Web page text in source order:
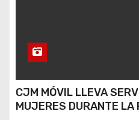
CJM MÓVIL LLEVA
MUJERES DURANTE